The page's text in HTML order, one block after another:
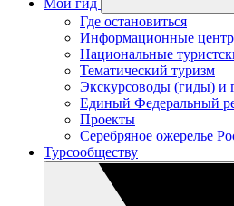
Мой гид
Где остановиться
Информационные
Национальные
Тематический туризм
Экскурсоводы (гиды) и
Единый Федеральный
Проекты
Серебряное ожерелье
Турсообществу